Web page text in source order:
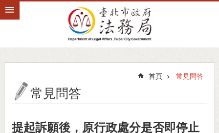
跳到主要內容區塊
首頁 常見問答
常見問答
提起訴願後，原行政處分是否即停止